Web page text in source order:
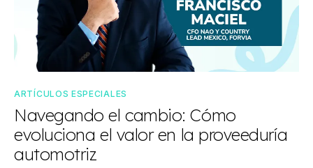
ARTÍCULOS ESPECIALES
Navegando el cambio: Cómo
evoluciona el valor en la proveeduría
automotriz